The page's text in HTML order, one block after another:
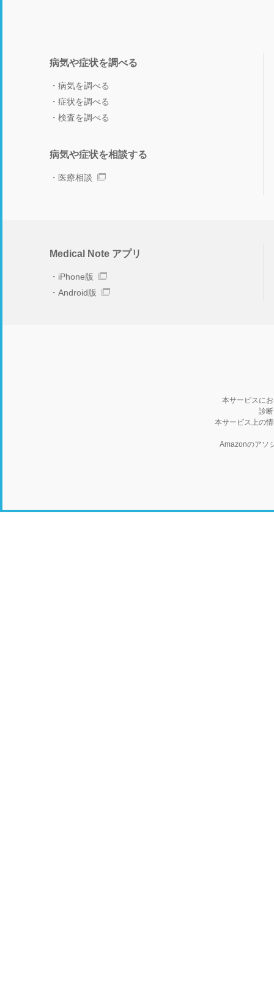
病気や症状を調べる
病気を調べる
症状を調べる
検査を調べる
病気や症状を相談する
医療相談
Medical Note アプリ
iPhone版
Android版
本サービスに
診
本サービス上の
Amazonのアソ